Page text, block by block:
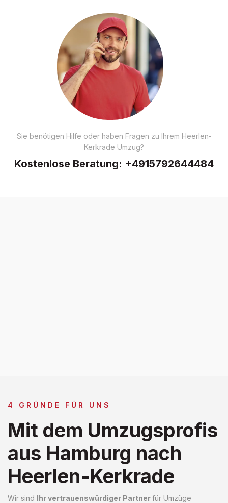
Sie benötigen Hilfe oder haben Fragen zu Ihrem Heerlen-
Kerkrade Umzug?
Kostenlose Beratung: +4915792644484
4 GRÜNDE FÜR UNS
Mit dem Umzugsprofis
aus Hamburg nach
Heerlen-Kerkrade
Wir sind Ihr vertrauenswürdiger Partnerfür Umzüge